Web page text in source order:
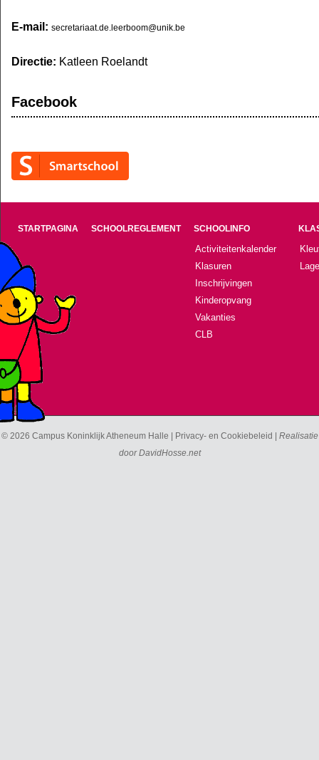
E-mail: secretariaat.de.leerboom@unik.be
Directie: Katleen Roelandt
Facebook
STARTPAGINA SCHOOLREGLEMENT SCHOOLINFO
Activiteitenkalender
Klasuren
Inschrijvingen
Kinderopvang
Vakanties
CLB
© 2026 Campus Koninklijk Atheneum Halle | Privacy- en Cookiebeleid | Realisatie
doorDavidHosse.net